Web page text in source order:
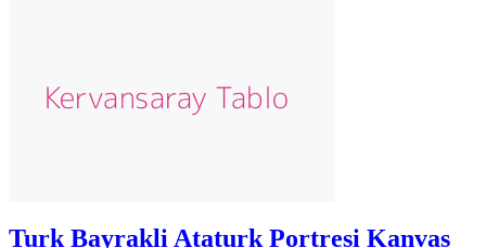
Turk Bayrakli Ataturk Portresi Kanvas